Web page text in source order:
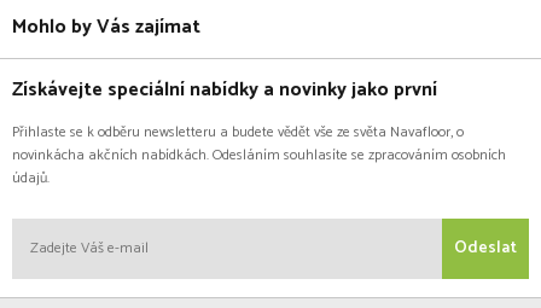
Mohlo by Vás zajímat
Získávejte speciální nabídky a novinky jako první
Přihlaste se k odběru newsletteru a budete vědět vše ze světa Navafloor, o
novinkácha akčních nabídkách. Odesláním souhlasíte se zpracováním osobních
údajů.
Odeslat